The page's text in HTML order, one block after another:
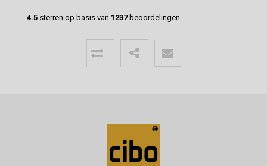
afleveren van de vloer en het terugbrengen van
overgebleven pakken. Een deskundige partij
waar klanttevredenheid hoog in het vaadel staat,
4.5 sterren op basis van 1237beoordelingen